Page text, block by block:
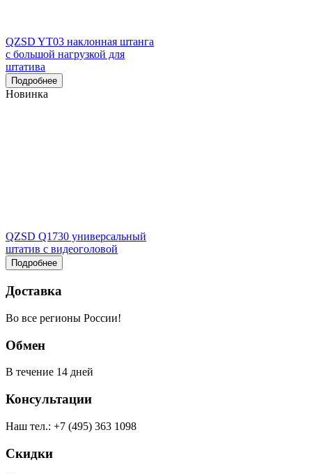
QZSD YT03 наклонная штанга
с большой нагрузкой для
штатива
Подробнее
Новинка
QZSD Q1730 универсальный
штатив с видеоголовой
Подробнее
Доставка
Во все регионы России!
Обмен
В течение 14 дней
Консультации
Наш тел.: +7 (495) 363 1098
Скидки